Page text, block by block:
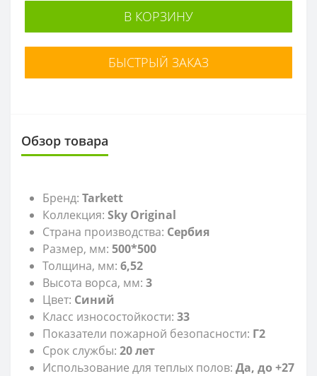
В КОРЗИНУ
БЫСТРЫЙ ЗАКАЗ
Обзор товара
Бренд: Tarkett
Коллекция: Sky Original
Страна производства: Сербия
Размер, мм: 500*500
Толщина, мм: 6,52
Высота ворса, мм: 3
Цвет: Синий
Класс износостойкости: 33
Показатели пожарной безопасности: Г2
Срок службы: 20 лет
Использование для теплых полов: Да, до +27